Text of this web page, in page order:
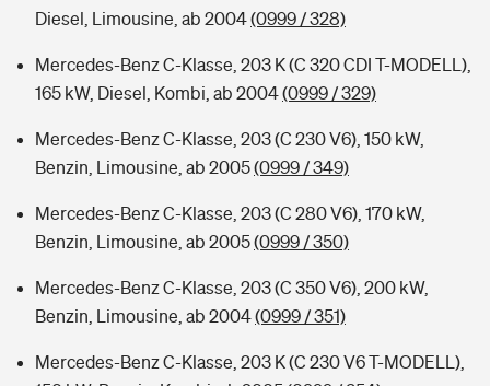
Diesel, Limousine, ab 2004(0999 / 328)
Mercedes-Benz C-Klasse, 203 K (C 320 CDI T-MODELL),
165 kW, Diesel, Kombi, ab 2004(0999 / 329)
Mercedes-Benz C-Klasse, 203 (C 230 V6), 150 kW,
Benzin, Limousine, ab 2005(0999 / 349)
Mercedes-Benz C-Klasse, 203 (C 280 V6), 170 kW,
Benzin, Limousine, ab 2005(0999 / 350)
Mercedes-Benz C-Klasse, 203 (C 350 V6), 200 kW,
Benzin, Limousine, ab 2004(0999 / 351)
Mercedes-Benz C-Klasse, 203 K (C 230 V6 T-MODELL),